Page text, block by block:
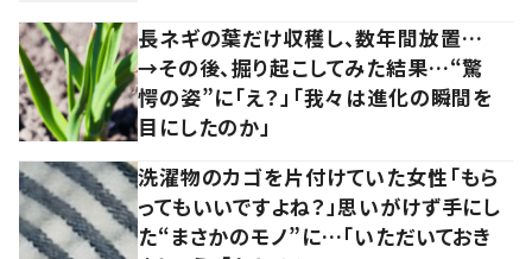
長ネギの葉だけ収穫し、数年間放置…
→その後、掘り起こしてみた結果…“驚
愕の姿”に「え？」「我々は進化の瞬間を
目にしたのか」
洗濯物のカゴを片付けていた女性「もら
ってもいいですよね？」思いがけず手にし
た“まさかのモノ”に…「いただいておき